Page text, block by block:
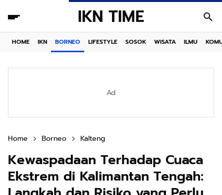
IKN TIME
HOME IKN BORNEO LIFESTYLE SOSOK WISATA ILMU
Ad
Home Borneo Kalteng
Kewaspadaan Terhadap Cuaca
Ekstrem di Kalimantan Tengah: